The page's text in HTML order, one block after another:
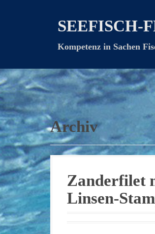
z
u
m
I
n
h
a
l
SEEFISCH-
Kompetenz in Sachen
Archiv
Zanderfilet
Linsen-